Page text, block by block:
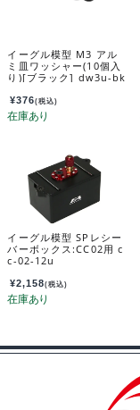
イーグル模型 M3 アル
ミ皿ワッシャー(10個入
り)[ブラック] dw3u-bk
¥376(税込)
イーグル模型 SPレシー
バーボックス:CC02用 c
c-02-12u
¥2,158(税込)